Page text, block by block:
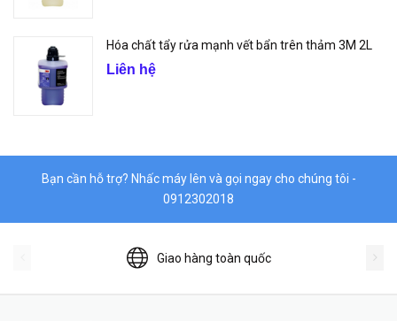
Hóa chất tẩy rửa mạnh vết bẩn trên thảm 3M 2L
Liên hệ
Bạn cần hỗ trợ? Nhấc máy lên và gọi ngay cho chúng tôi -
0912302018
Giao hàng toàn quốc